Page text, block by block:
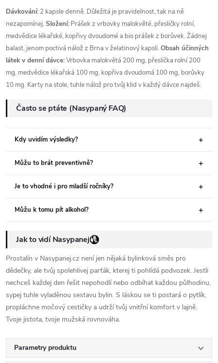
Dávkování: 2 kapsle denně. Důležitá je pravidelnost, tak na ně
nezapomínej.Složení: Prášek z vrbovky malokvěté, přesličky rolní,
medvědice lékařské, kopřivy dvoudomé a bio prášek z borůvek. Žádnej
balast, jenom poctivá nálož z Brna v želatinový kapsli.Obsah účinných
látek v denní dávce:Vrbovka malokvětá 200 mg, přeslička rolní 200
mg, medvědice lékařská 100 mg, kopřiva dvoudomá 100 mg, borůvky
10 mg. Karty na stole, tuhle nálož pro tvůj klid v každý dávce najdeš.
Často se ptáte (Nasypaný FAQ)
Kdy uvidím výsledky?
Můžu to brát preventivně?
Je to vhodné i pro mladší ročníky?
Můžu k tomu pít alkohol?
Jak to vidí Nasypanej
Prostalín v Nasypanej.cz není jen nějaká bylinková směs pro
dědečky, ale tvůj spolehlivej parťák, kterej ti pohlídá podvozek. Jestli
nechceš každej den řešit nepohodlí nebo odbíhat každou půlhodinu,
sypej tuhle vyladěnou sestavu bylin. S láskou se ti postará o pytlík,
propláchne močový cestičky a udrží tvůj vnitřní komfort v lajně.
Tvoje jistota, tvoje mužská rovnováha.
Parametry produktu